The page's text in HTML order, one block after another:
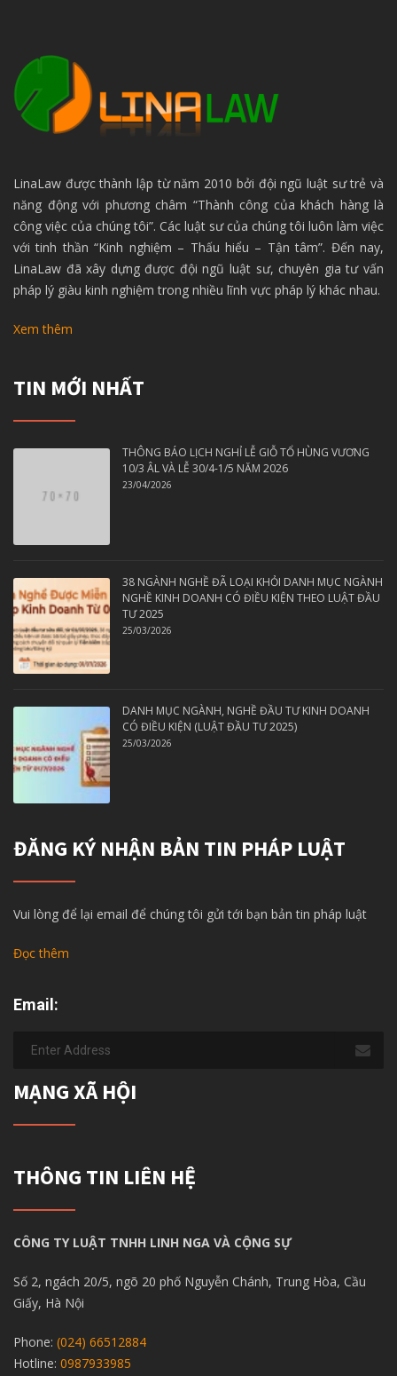
LinaLaw được thành lập từ năm 2010 bởi đội ngũ luật sư trẻ và
năng động với phương châm “Thành công của khách hàng là
công việc của chúng tôi”. Các luật sư của chúng tôi luôn làm việc
với tinh thần “Kinh nghiệm – Thấu hiểu – Tận tâm”. Đến nay,
LinaLaw đã xây dựng được đội ngũ luật sư, chuyên gia tư vấn
pháp lý giàu kinh nghiệm trong nhiều lĩnh vực pháp lý khác nhau.
Xem thêm
TIN MỚI NHẤT
THÔNG BÁO LỊCH NGHỈ LỄ GIỖ TỔ HÙNG VƯƠNG
10/3 ÂL VÀ LỄ 30/4-1/5 NĂM 2026
23/04/2026
38 NGÀNH NGHỀ ĐÃ LOẠI KHỎI DANH MỤC NGÀNH
NGHỀ KINH DOANH CÓ ĐIỀU KIỆN THEO LUẬT ĐẦU
TƯ 2025
25/03/2026
DANH MỤC NGÀNH, NGHỀ ĐẦU TƯ KINH DOANH
CÓ ĐIỀU KIỆN (LUẬT ĐẦU TƯ 2025)
25/03/2026
ĐĂNG KÝ NHẬN BẢN TIN PHÁP LUẬT
Vui lòng để lại email để chúng tôi gửi tới bạn bản tin pháp luật
Đọc thêm
Email:
MẠNG XÃ HỘI
THÔNG TIN LIÊN HỆ
CÔNG TY LUẬT TNHH LINH NGA VÀ CỘNG SỰ
Số 2, ngách 20/5, ngõ 20 phố Nguyễn Chánh, Trung Hòa, Cầu
Giấy, Hà Nội
Phone: (024) 66512884
Hotline: 0987933985